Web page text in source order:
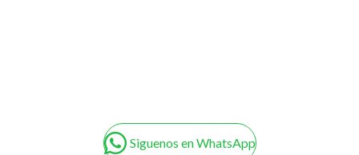
Siguenos en WhatsApp